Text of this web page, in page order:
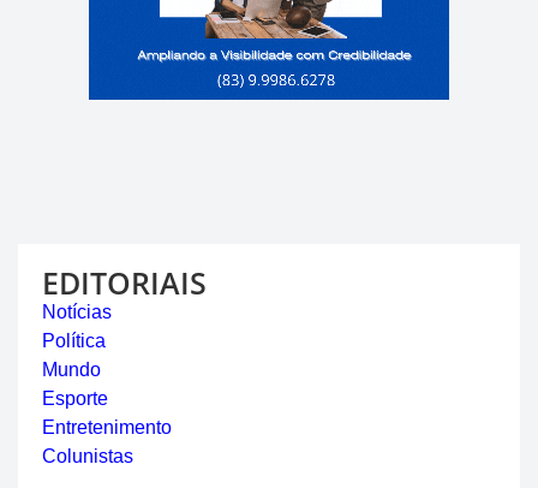
EDITORIAIS
Notícias
Política
Mundo
Esporte
Entretenimento
Colunistas